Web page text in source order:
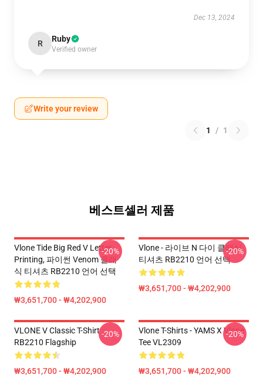
Dec 13, 2024
R Ruby
Verified owner
Write your review
1 / 1
베스트셀러 제품
Vlone Tide Big Red V Letter
Printing, 파이썬 Venom 클래
식 티셔츠 RB2210 언어 선택
₩3,651,700 - ₩4,202,900
-20%
Vlone - 라이브 N 다이 클래식
티셔츠 RB2210 언어 선택
₩3,651,700 - ₩4,202,900
-20%
VLONE V Classic T-Shirt
RB2210 Flagship
₩3,651,700 - ₩4,202,900
-20%
Vlone T-Shirts - YAMS X Vlone
Tee VL2309
₩3,651,700 - ₩4,202,900
-20%